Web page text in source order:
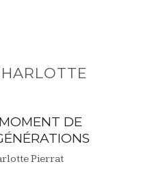
DE
Pierrat